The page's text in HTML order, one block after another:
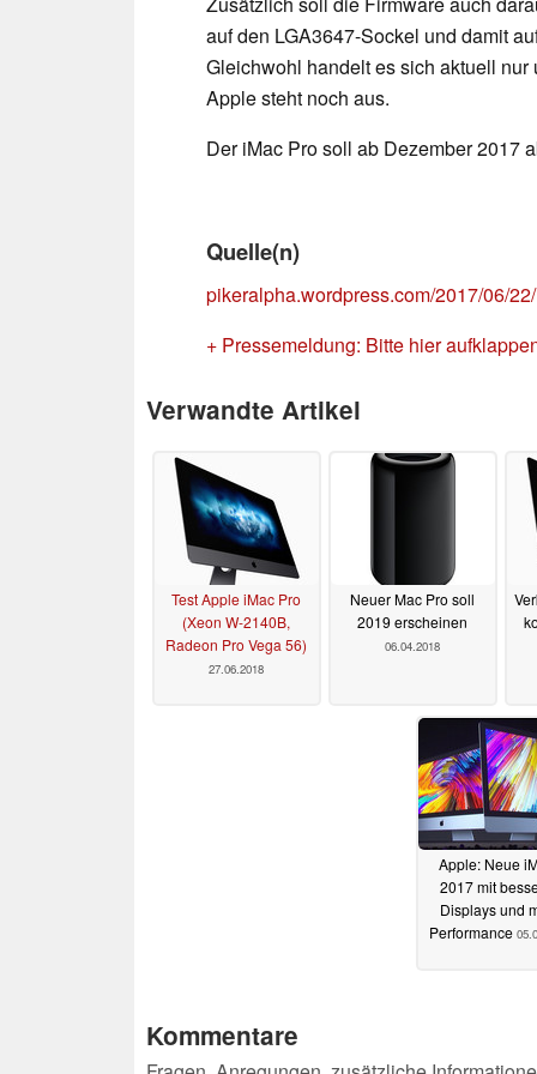
auf den LGA3647-Sockel und damit
Gleichwohl handelt es sich aktuell
Apple steht noch aus.
Der iMac Pro soll ab Dezember 2017
Quelle(n)
pikeralpha.wordpress.com/2017/06/
+ Pressemeldung: Bitte hier
Verwandte Artikel
Test Apple iMac Pro
(Xeon W-2140B,
Radeon Pro Vega 56)
27.06.2018
Neuer Mac Pro soll
2019 erscheinen
06.04.2018
Apple: Neue
2017 mit
Displays und
Performance
Kommentare